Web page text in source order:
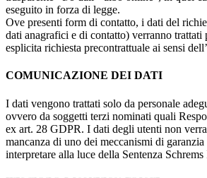
eseguito in forza di legge.
Ove presenti form di contatto, i dati del
dati anagrafici e di contatto) verranno trattati
esplicita richiesta precontrattuale ai sensi
COMUNICAZIONE DEI DATI
I dati vengono trattati solo da personale
ovvero da soggetti terzi nominati quali
ex art. 28 GDPR. I dati degli utenti non
mancanza di uno dei meccanismi di
interpretare alla luce della Sentenza Schrems